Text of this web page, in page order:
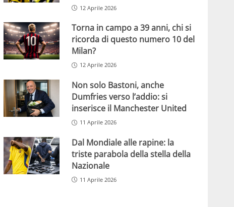
12 Aprile 2026
Torna in campo a 39 anni, chi si
ricorda di questo numero 10 del
Milan?
12 Aprile 2026
Non solo Bastoni, anche
Dumfries verso l’addio: si
inserisce il Manchester United
11 Aprile 2026
Dal Mondiale alle rapine: la
triste parabola della stella della
Nazionale
11 Aprile 2026